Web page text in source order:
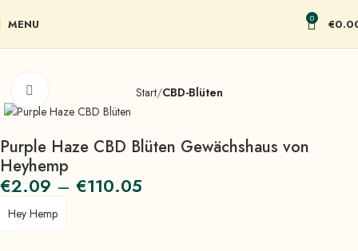
MENU 0 €
Start CBD-Blüten
Purple Haze CBD Blüten Gewächshaus von
Heyhemp
€2.09 – €110.05
Hey Hemp